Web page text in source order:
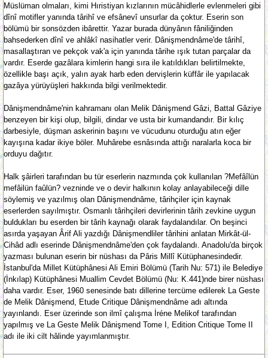
Müslüman olmaları, kimi Hıristiyan kızlarının mücâhidlerle evlenmeleri gibi
dînî motifler yanında târihî ve efsânevî unsurlar da çoktur. Eserin son
bölümü bir sonsözden ibârettir. Yazar burada dünyânın fâniliğinden
bahsederken dînî ve ahlâkî nasihatler verir. Dânişmendnâme'de târihî,
masallaştıran ve pekçok vak'a için yanında târihe ışık tutan parçalar da
vardır. Eserde gazâlara kimlerin hangi sıra ile katıldıkları belirtilmekte,
özellikle başı açık, yalın ayak harb eden dervişlerin küffâr ile yapılacak
gazâya yürüyüşleri hakkında bilgi verilmektedir.
Dânişmendnâme'nin kahramanı olan Melik Dânişmend Gâzi, Battal Gâziye
benzeyen bir kişi olup, bilgili, dindar ve usta bir kumandandır. Bir kılıç
darbesiyle, düşman askerinin başını ve vücudunu oturduğu atın eğer
kayışına kadar ikiye böler. Muhârebe esnâsında attığı naralarla koca bir
orduyu dağıtır.
Halk şâirleri tarafından bu tür eserlerin nazmında çok kullanılan ?Mefâîlün
mefâilün faûlün? vezninde ve o devir halkının kolay anlayabileceği dille
söylemiş ve yazılmış olan Dânişmendnâme, târihçiler için kaynak
eserlerden sayılmıştır. Osmanlı târihçileri devirlerinin târih zevkine uygun
buldukları bu eserden bir târih kaynağı olarak faydalandılar. On beşinci
asırda yaşayan Ârif Ali yazdığı Dânişmendliler târihini anlatan Mirkât-ül-
Cihâd adlı eserinde Dânişmendnâme'den çok faydalandı. Anadolu'da birçok
yazması bulunan eserin bir nüshası da Pâris Millî Kütüphanesindedir.
İstanbul'da Millet Kütüphânesi Ali Emiri Bölümü (Tarih Nu: 571) ile Belediye
(İnkılap) Kütüphânesi Muallim Cevdet Bölümü (Nu: K.441)nde birer nüshası
daha vardır. Eser, 1960 senesinde batı dillerine tercüme edilerek La Geste
de Melik Dânişmend, Etude Critique Dânişmendnâme adı altında
yayınlandı. Eser üzerinde son ilmî çalışma İréne Melikof tarafından
yapılmış ve La Geste Melik Dânişmend Tome I, Edition Critique Tome II
adı ile iki cilt hâlinde yayımlanmıştır.